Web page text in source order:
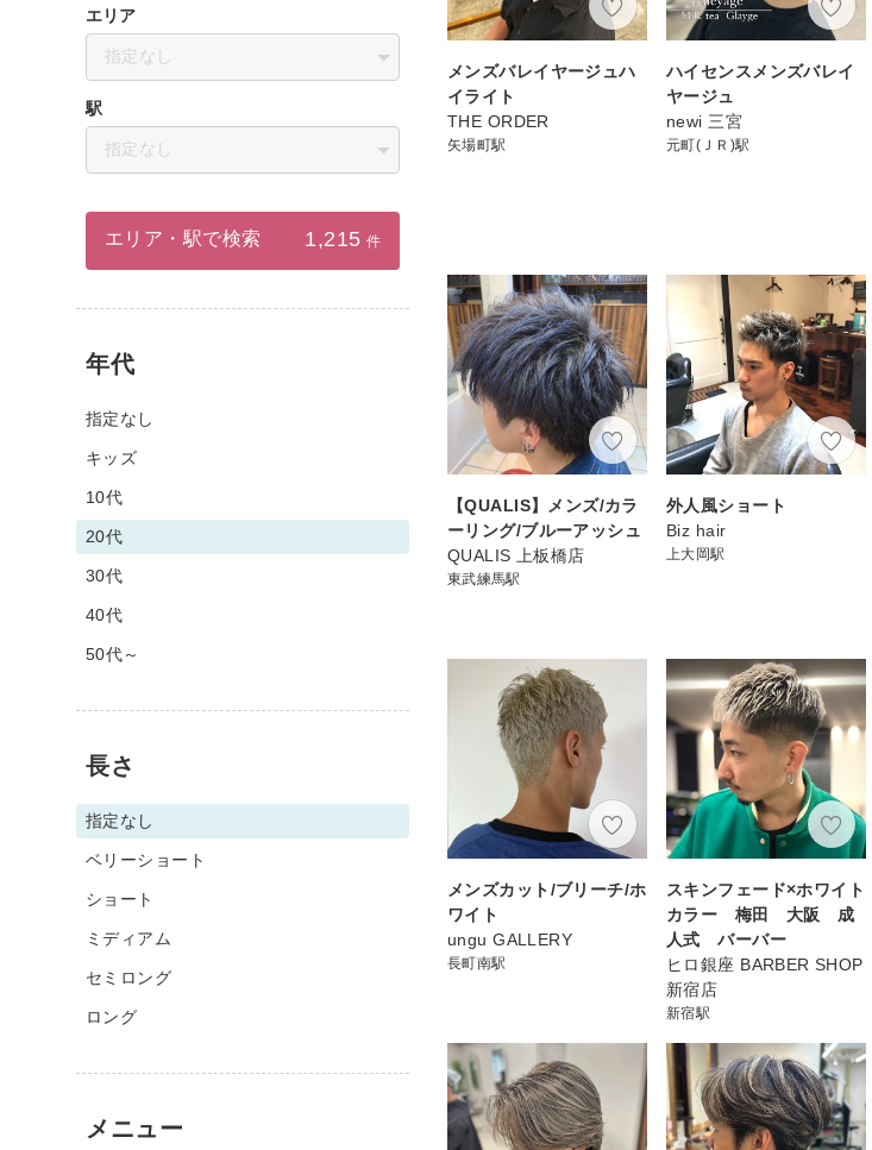
メンズバレイヤージュハ
イライト
THE ORDER
矢場町駅
ハイセンスメンズバレイ
ヤージュ
newi 三宮
元町(ＪＲ)駅
【QUALIS】メンズ/カラ
ーリング/ブルーアッシュ
QUALIS 上板橋店
東武練馬駅
外人風ショート
Biz hair
上大岡駅
メンズカット/ブリーチ/ホ
ワイト
ungu GALLERY
長町南駅
スキンフェード×ホワイト
カラー 梅田 大阪 成
人式 バーバー
ヒロ銀座 BARBER SHOP
新宿店
新宿駅
エリア
指定なし
駅
指定なし
エリア・駅で検索 1,215 件
年代
指定なし
キッズ
10代
20代
30代
40代
50代～
長さ
指定なし
ベリーショート
ショート
ミディアム
セミロング
ロング
メニュー